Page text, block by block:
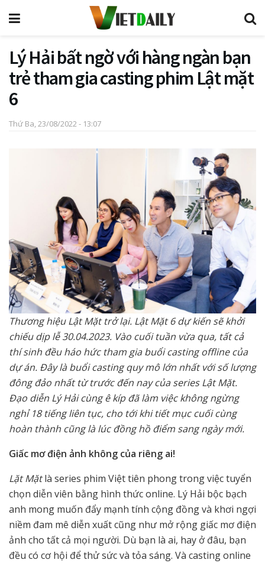
Lý Hải bất ngờ với hàng ngàn bạn
trẻ tham gia casting phim Lật mặt
6
Thứ Ba, 23/08/2022 - 13:07
Thương hiệu Lật Mặt trở lại. Lật Mặt 6 dự kiến sẽ khởi
chiếu dịp lễ 30.04.2023. Vào cuối tuần vừa qua, tất cả
thí sinh đều háo hức tham gia buổi casting offline của
dự án. Đây là buổi casting quy mô lớn nhất với số lượng
đông đảo nhất từ trước đến nay của series Lật Mặt.
Đạo diễn Lý Hải cùng ê kíp đã làm việc không ngừng
nghỉ 18 tiếng liên tục, cho tới khi tiết mục cuối cùng
hoàn thành cũng là lúc đồng hồ điểm sang ngày mới.
Giấc mơ điện ảnh không của riêng ai!
Lặt Mặtlà series phim Việt tiên phong trong việc tuyển
chọn diễn viên bằng hình thức online. Lý Hải bộc bạch
anh mong muốn đẩy mạnh tính cộng đồng và khơi ngợi
niềm đam mê diễn xuất cũng như mở rộng giấc mơ điện
ảnh cho tất cả mọi người. Dù bạn là ai, hay ở đâu, bạn
đều có cơ hội để thử sức và tỏa sáng. Và casting online